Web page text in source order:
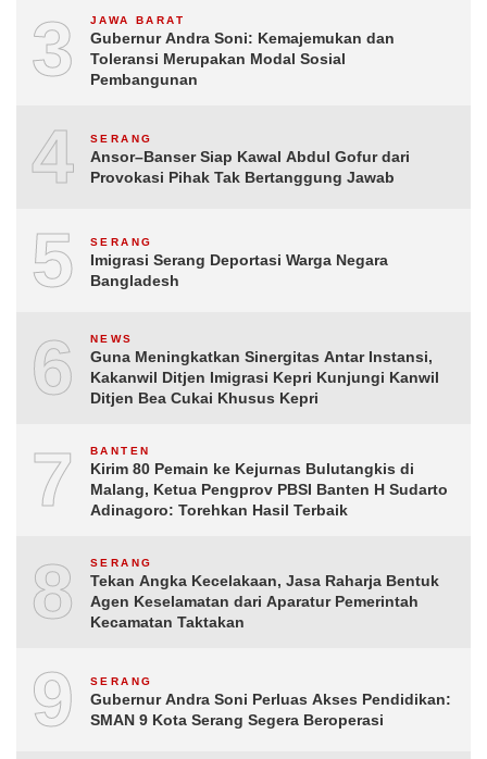
3 JAWA BARAT
Gubernur Andra Soni: Kemajemukan dan
Toleransi Merupakan Modal Sosial
Pembangunan
4 SERANG
Ansor–Banser Siap Kawal Abdul Gofur dari
Provokasi Pihak Tak Bertanggung Jawab
5 SERANG
Imigrasi Serang Deportasi Warga Negara
Bangladesh
6 NEWS
Guna Meningkatkan Sinergitas Antar Instansi,
Kakanwil Ditjen Imigrasi Kepri Kunjungi Kanwil
Ditjen Bea Cukai Khusus Kepri
7 BANTEN
Kirim 80 Pemain ke Kejurnas Bulutangkis di
Malang, Ketua Pengprov PBSI Banten H Sudarto
Adinagoro: Torehkan Hasil Terbaik
8 SERANG
Tekan Angka Kecelakaan, Jasa Raharja Bentuk
Agen Keselamatan dari Aparatur Pemerintah
Kecamatan Taktakan
9 SERANG
Gubernur Andra Soni Perluas Akses Pendidikan:
SMAN 9 Kota Serang Segera Beroperasi